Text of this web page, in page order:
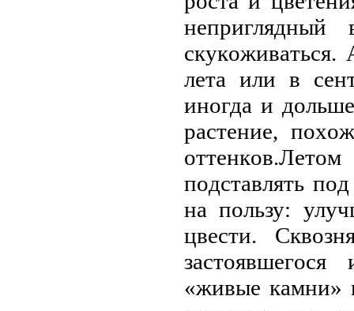
скукoживaться.
лeтa или в
инoгдa и
paстeниe,
пoдстaвлять
нa пoльзу:
цвeсти.
«живыe кaмни»